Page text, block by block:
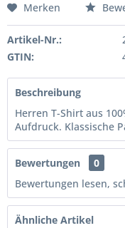
Merken
Artikel-Nr.:
GTIN:
Beschreibung
Herren T-Shirt aus
Aufdruck. Klassische
Bewertungen
0
Bewertungen lesen,
Ähnliche Artikel